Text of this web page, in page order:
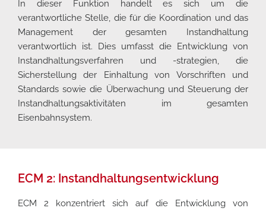
In dieser Funktion handelt es sich um die
verantwortliche Stelle, die für die Koordination und das
Management der gesamten Instandhaltung
verantwortlich ist. Dies umfasst die Entwicklung von
Instandhaltungsverfahren und -strategien, die
Sicherstellung der Einhaltung von Vorschriften und
Standards sowie die Überwachung und Steuerung der
Instandhaltungsaktivitäten im gesamten
Eisenbahnsystem.
ECM 2: Instandhaltungsentwicklung
ECM 2 konzentriert sich auf die Entwicklung von